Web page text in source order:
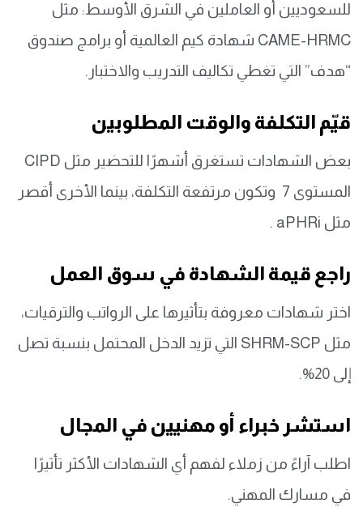
للسعوديين أو العاملين في الشرق الأوسط: مثل
CAME-HRMC شهادة كيم العالمية أو برامج صندوق
“هدف” التي تغطي تكاليف التدريب والاختبار.
قيّم التكلفة والوقت المطلوبين
بعض الشهادات تستغرق أشهرًا للتحضير مثل CIPD
المستوى 7 وتكون مرتفعة التكلفة، بينما الأخرى أقصر
مثل aPHRi .
راجع قيمة الشهادة في سوق العمل
اختر شهادات معروفة بتأثيرها على الرواتب والترقيات،
مثل SHRM-SCP التي تزيد الدخل المحتمل بنسبة تصل
إلى 20%.
استشر خبراء أو مهنيين في المجال
اطلب آراءً من زملاء لفهم أي الشهادات الأكثر تأثيرًا
في مسارك المهني.